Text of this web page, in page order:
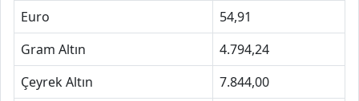
Euro
54,91
Gram Altın
4.794,24
Çeyrek Altın
7.844,00